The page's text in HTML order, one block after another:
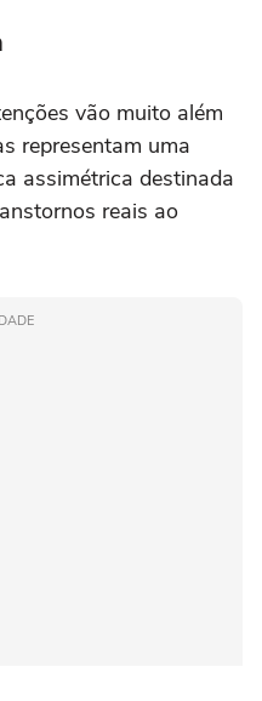
vão muito além
representam uma
assimétrica destinada
reais ao